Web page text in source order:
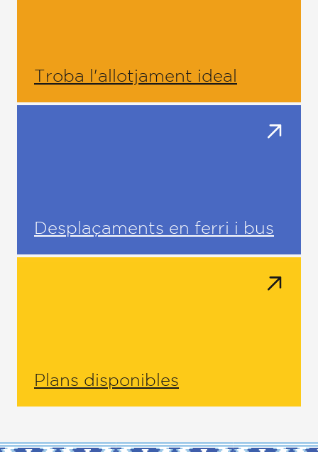
Troba l'allotjament ideal
Desplaçaments en ferri i bus
Plans disponibles